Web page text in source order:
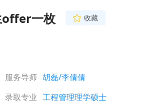
offer一枚
收藏
服务导师 胡磊/李倩倩
录取专业 工程管理理学硕士